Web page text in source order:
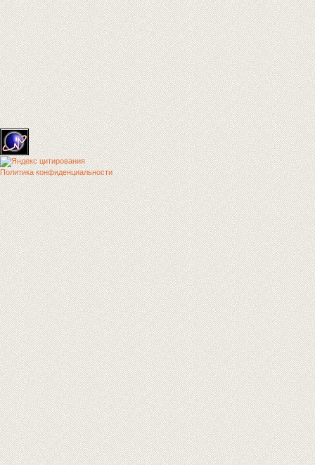
Политика конфиденциальности